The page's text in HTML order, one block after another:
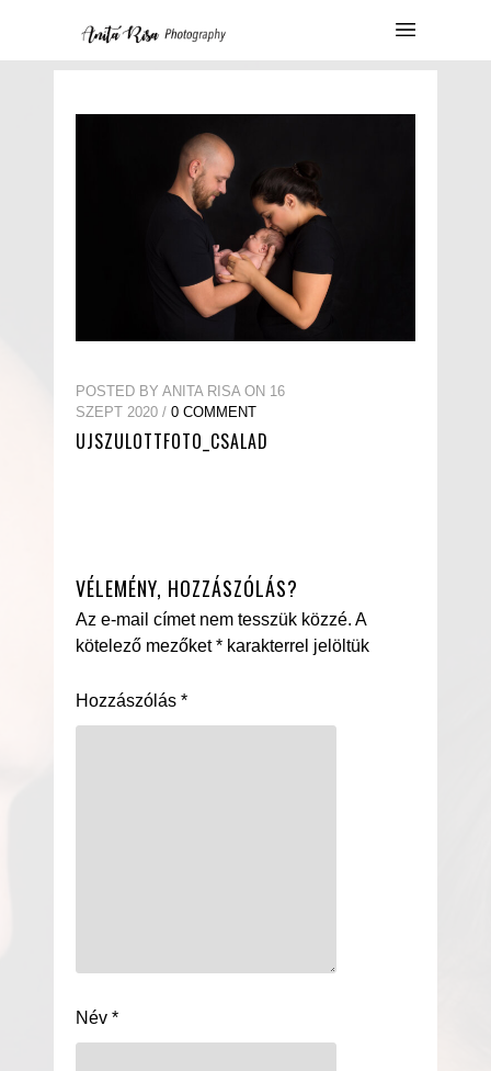
POSTED BY ANITA RISA ON 16
SZEPT 2020 / 0 COMMENT
UJSZULOTTFOTO_CSALAD
VÉLEMÉNY, HOZZÁSZÓLÁS?
Az e-mail címet nem tesszük közzé. A
kötelező mezőket* karakterrel jelöltük
Hozzászólás *
Név *